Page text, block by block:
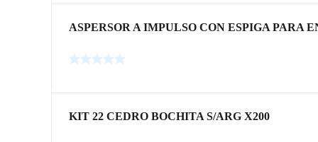
ASPERSOR A IMPULSO CON ESPIGA PARA
KIT 22 CEDRO BOCHITA S/ARG X200